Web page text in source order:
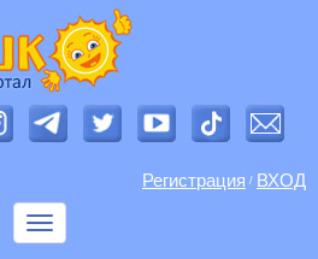
Регистрация / ВХОД
Показать